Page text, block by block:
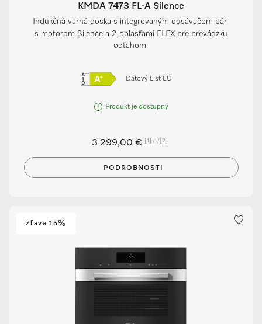
KMDA 7473 FL-A Silence
Indukčná varná doska s integrovaným odsávačom pár
s motorom Silence a 2 oblasťami FLEX pre prevádzku
odťahom
Dátový List EÚ
Produkt je dostupný
3 299,00 € [1] / [2]
PODROBNOSTI
Zľava 15%